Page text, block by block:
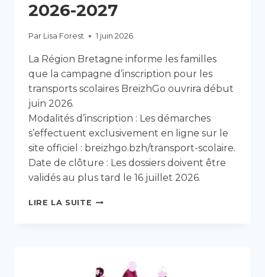
2026-2027
Par Lisa Forest 1 juin 2026
La Région Bretagne informe les familles
que la campagne d’inscription pour les
transports scolaires BreizhGo ouvrira début
juin 2026.
Modalités d’inscription : Les démarches
s’effectuent exclusivement en ligne sur le
site officiel : breizhgo.bzh/transport-scolaire.
Date de clôture : Les dossiers doivent être
validés au plus tard le 16 juillet 2026.
LIRE LA SUITE OUVERTURE
BREIZHGO